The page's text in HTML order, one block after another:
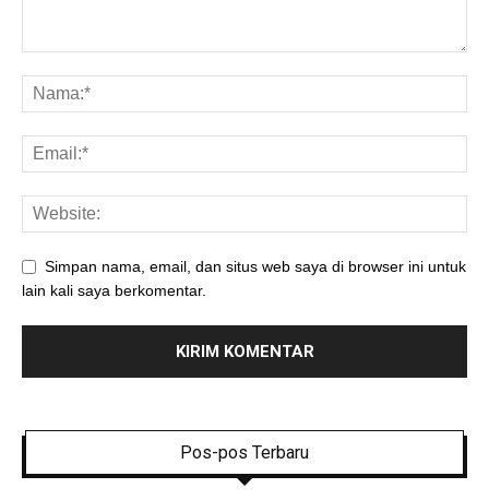
Simpan nama, email, dan situs web saya di browser ini untuk
lain kali saya berkomentar.
Pos-pos Terbaru